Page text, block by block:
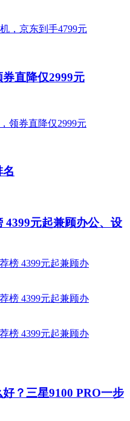
直降仅2999元
4399元起兼顾办公、设
？三星9100 PRO一步